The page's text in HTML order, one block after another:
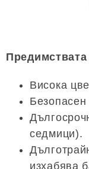
Висока
Безопасен
седмици).
изхабява